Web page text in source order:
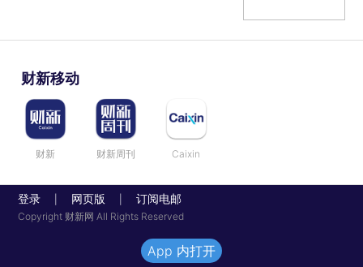
财新移动
财新 财新周刊 Caixin
登录 网页版 订阅电邮
Copyright 财新网 All Rights Reserved
App 内打开